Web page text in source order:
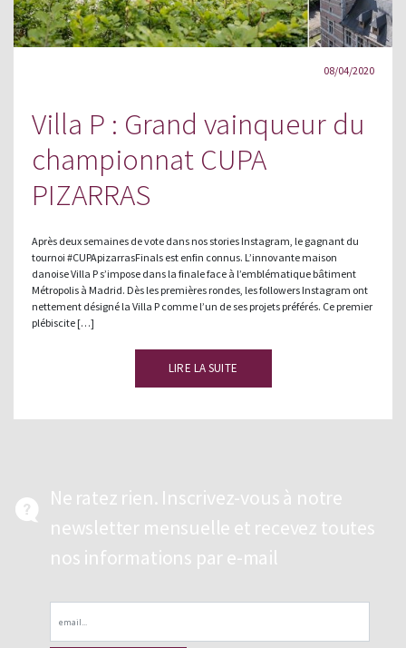
08/04/2020
Villa P : Grand vainqueur du
championnat CUPA
PIZARRAS
Après deux semaines de vote dans nos stories Instagram, le gagnant du
tournoi #CUPApizarrasFinals est enfin connus. L’innovante maison
danoise Villa P s’impose dans la finale face à l’emblématique bâtiment
Métropolis à Madrid. Dès les premières rondes, les followers Instagram ont
nettement désigné la Villa P comme l’un de ses projets préférés. Ce premier
plébiscite […]
LIRE LA SUITE
Ne ratez rien. Inscrivez-vous à notre
newsletter mensuelle et recevez toutes
nos informations par e-mail